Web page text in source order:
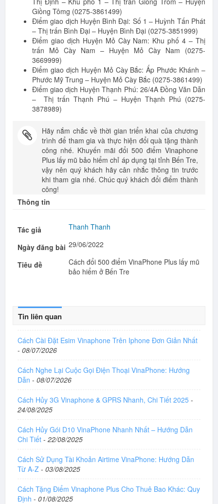
Giồng Tômg (0275-3861499)
Điểm giao dịch Huyện Bình Đại: Số 1 – Huỳnh Tấn Phát
– Thị trấn Bình Đại – Huyện Bình Đại (0275-3851999)
Điểm giao dịch Huyện Mỏ Cày Nam: Khu phố 4 – Thị
trấn Mỏ Cày Nam – Huyện Mỏ Cày Nam (0275-
3669999)
Điểm giao dịch Huyện Mỏ Cày Bắc: Ấp Phước Khánh –
Phước Mỹ Trung – Huyện Mỏ Cày Bắc (0275-3861499)
Điểm giao dịch Huyện Thạnh Phú: 26/4A Đồng Văn Dẫn
– Thị trấn Thạnh Phú – Huyện Thạnh Phú (0275-
3878989)
Hãy nắm chắc về thời gian triển khai của chương
trình để tham gia và thực hiện đổi quà tặng thành
công nhé. Khuyến mãi đổi 500 điểm Vinaphone
Plus lấy mũ bảo hiểm chỉ áp dụng tại tỉnh Bến Tre,
vậy nên quý khách hãy cân nhắc thông tin trước
khi tham gia nhé. Chúc quý khách đổi điểm thành
công!
Thông tin
Tác giả Thanh Thanh
Ngày đăng bài 29/06/2022
Tiêu đề
Cách đổi 500 điểm VinaPhone Plus lấy mũ
bảo hiểm ở Bến Tre
Tin liên quan
Cách Cài Đặt Esim Vinaphone Trên Iphone Đơn Giản Nhất
- 08/07/2026
Cách Nghe Lại Cuộc Gọi Điện Thoại VinaPhone: Hướng
Dẫn - 08/07/2026
Cách Hủy 3G Vinaphone & GPRS Nhanh, Chi Tiết 2025 -
24/08/2025
Cách Hủy Gói D10 VinaPhone Nhanh Nhất – Hướng Dẫn
Chi Tiết - 22/08/2025
Cách Sử Dụng Tài Khoản Airtime VinaPhone: Hướng Dẫn
Từ A-Z - 03/08/2025
Cách Tặng Điểm Vinaphone Plus Cho Thuê Bao Khác: Quy
Định - 01/08/2025